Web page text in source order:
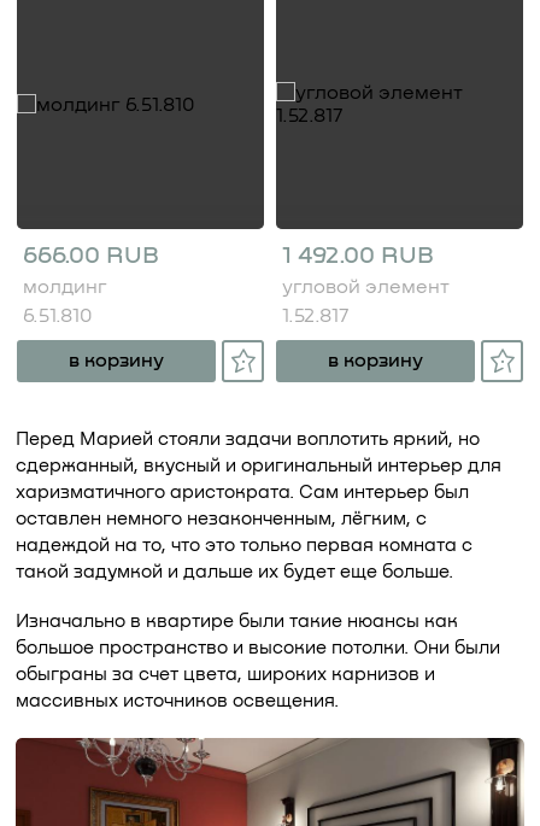
666.00 RUB
молдинг
6.51.810
в корзину
1 492.00 RUB
угловой элемент
1.52.817
в корзину
Перед Марией стояли задачи воплотить яркий, но
сдержанный, вкусный и оригинальный интерьер для
харизматичного аристократа. Сам интерьер был
оставлен немного незаконченным, лёгким, с
надеждой на то, что это только первая комната с
такой задумкой и дальше их будет еще больше.
Изначально в квартире были такие нюансы как
большое пространство и высокие потолки. Они были
обыграны за счет цвета, широких карнизов и
массивных источников освещения.